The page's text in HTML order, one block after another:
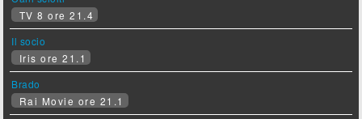
TV 8 ore 21.4
Il socio
Iris ore 21.1
Brado
Rai Movie ore 21.1